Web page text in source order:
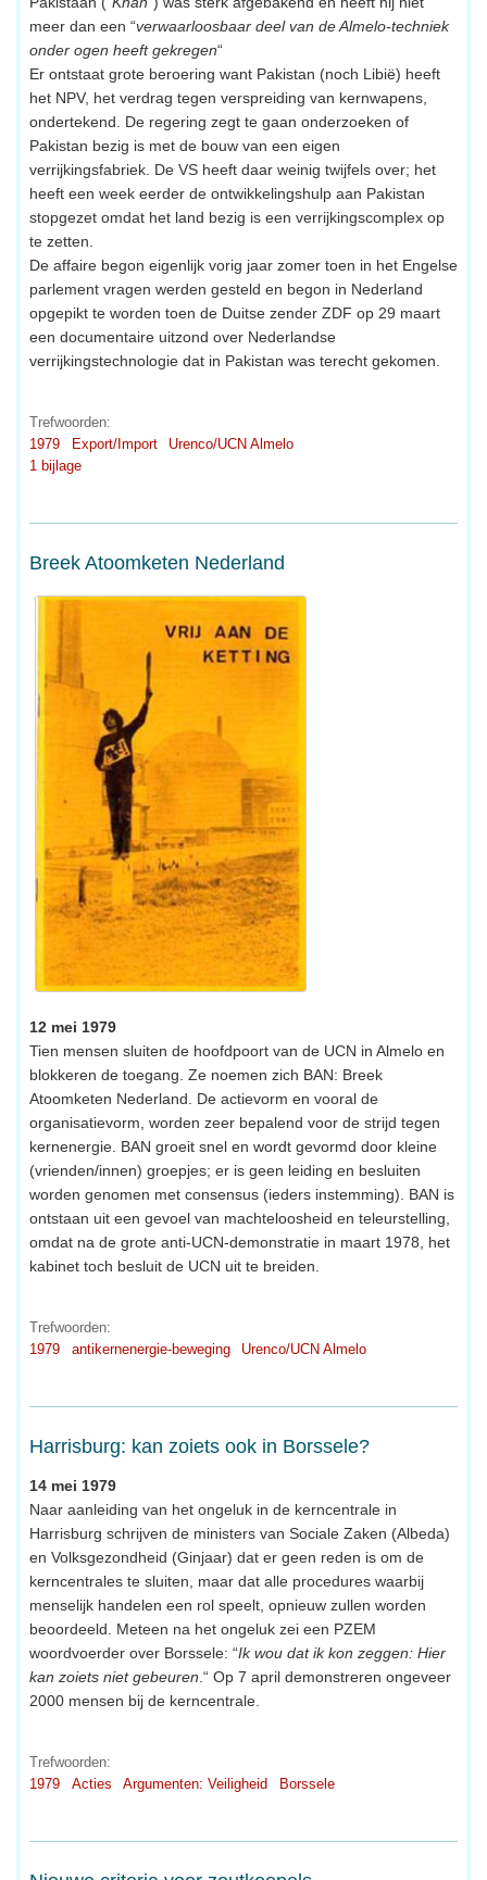
meer dan een “verwaarloosbaar deel van de Almelo-techniek
onder ogen heeft gekregen“
Er ontstaat grote beroering want Pakistan (noch Libië) heeft
het NPV, het verdrag tegen verspreiding van kernwapens,
ondertekend. De regering zegt te gaan onderzoeken of
Pakistan bezig is met de bouw van een eigen
verrijkingsfabriek. De VS heeft daar weinig twijfels over; het
heeft een week eerder de ontwikkelingshulp aan Pakistan
stopgezet omdat het land bezig is een verrijkingscomplex op
te zetten.
De affaire begon eigenlijk vorig jaar zomer toen in het Engelse
parlement vragen werden gesteld en begon in Nederland
opgepikt te worden toen de Duitse zender ZDF op 29 maart
een documentaire uitzond over Nederlandse
verrijkingstechnologie dat in Pakistan was terecht gekomen.
Trefwoorden:
1979
Export/Import
Urenco/UCN Almelo
1 bijlage
Breek Atoomketen Nederland
12 mei 1979
Tien mensen sluiten de hoofdpoort van de UCN in Almelo en
blokkeren de toegang. Ze noemen zich BAN: Breek
Atoomketen Nederland. De actievorm en vooral de
organisatievorm, worden zeer bepalend voor de strijd tegen
kernenergie. BAN groeit snel en wordt gevormd door kleine
(vrienden/innen) groepjes; er is geen leiding en besluiten
worden genomen met consensus (ieders instemming). BAN is
ontstaan uit een gevoel van machteloosheid en teleurstelling,
omdat na de grote anti-UCN-demonstratie in maart 1978, het
kabinet toch besluit de UCN uit te breiden.
Trefwoorden:
1979
antikernenergie-beweging Urenco/UCN Almelo
Harrisburg: kan zoiets ook in Borssele?
14 mei 1979
Naar aanleiding van het ongeluk in de kerncentrale in
Harrisburg schrijven de ministers van Sociale Zaken (Albeda)
en Volksgezondheid (Ginjaar) dat er geen reden is om de
kerncentrales te sluiten, maar dat alle procedures waarbij
menselijk handelen een rol speelt, opnieuw zullen worden
beoordeeld. Meteen na het ongeluk zei een PZEM
woordvoerder over Borssele: “Ik wou dat ik kon zeggen: Hier
kan zoiets niet gebeuren.“ Op 7 april demonstreren ongeveer
2000 mensen bij de kerncentrale.
Trefwoorden:
1979
Acties Argumenten: Veiligheid Borssele